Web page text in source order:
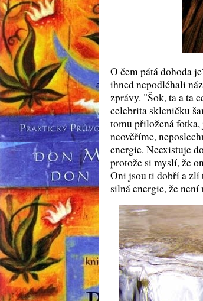
O čem pátá dohoda
ihned nepodléhali
zprávy. "Šok, ta a ta
celebrita skleničku
tomu přiložená
neověříme,
energie. Neexistuje
protože si myslí, že
Oni jsou ti dobří a zlí
silná energie, že